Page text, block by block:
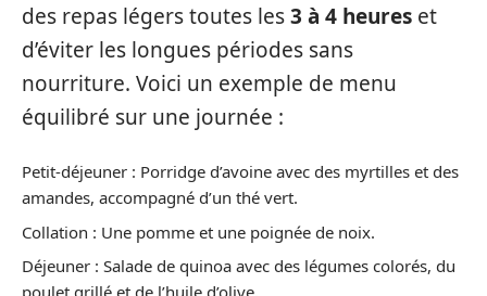
des repas légers toutes les3 à 4 heures et
d’éviter les longues périodes sans
nourriture. Voici un exemple de menu
équilibré sur une journée :
Petit-déjeuner : Porridge d’avoine avec des myrtilles et des
amandes, accompagné d’un thé vert.
Collation : Une pomme et une poignée de noix.
Déjeuner : Salade de quinoa avec des légumes colorés, du
poulet grillé et de l’huile d’olive.